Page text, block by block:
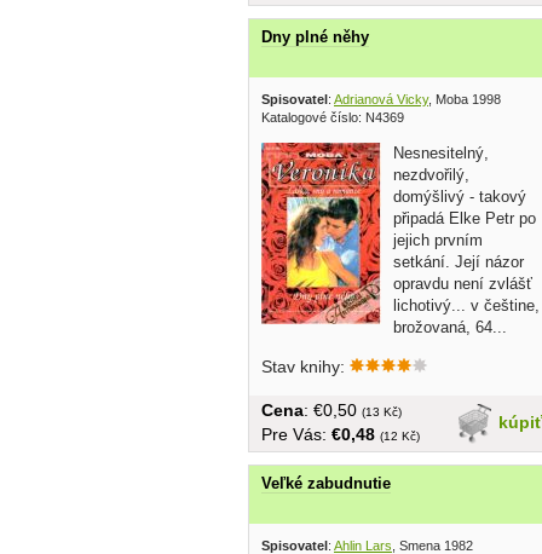
Dny plné něhy
Spisovatel: Adrianová Vicky, Moba 1998
Katalogové číslo: N4369
Nesnesitelný,
nezdvořilý,
domýšlivý - takový
připadá Elke Petr po
jejich prvním
setkání. Její názor
opravdu není zvlášť
lichotivý... v češtine,
brožovaná, 64...
Stav knihy:
kúpiť
Cena: €0,50 (13 Kč)
Pre Vás: €0,48 (12 Kč)
Veľké zabudnutie
Spisovatel: Ahlin Lars , Smena 1982